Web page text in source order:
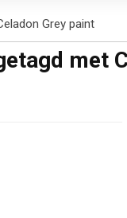
Grey paint
met